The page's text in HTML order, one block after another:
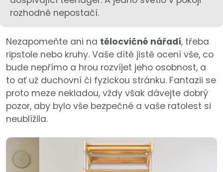
rozhodně nepostačí.
Nezapomeňte ani na tělocvičné nářadí, třeba
ripstole nebo kruhy. Vaše dítě jistě ocení vše, co
bude nepřímo a hrou rozvíjet jeho osobnost, a
to ať už duchovní či fyzickou stránku. Fantazii se
proto meze nekladou, vždy však dávejte dobrý
pozor, aby bylo vše bezpečné a vaše ratolest si
neublížila.